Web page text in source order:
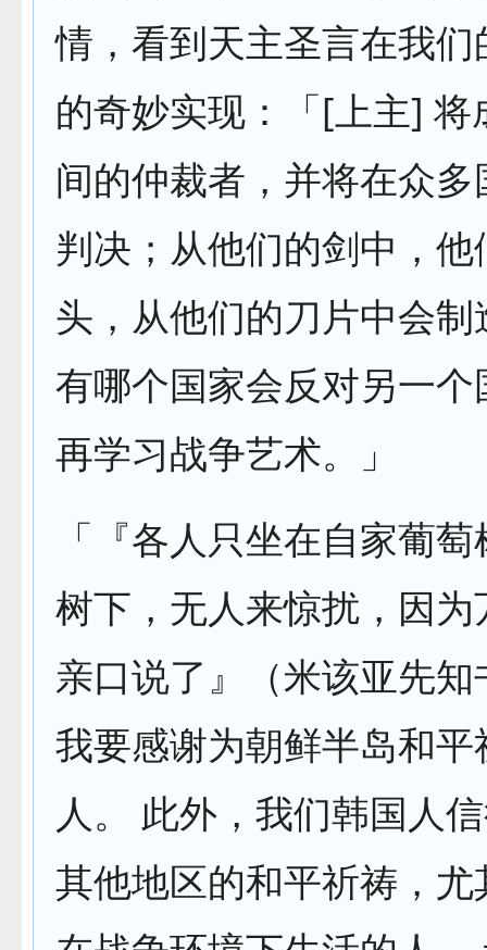
情，看到天主圣言在我
的奇妙实现：「[上主] 将
间的仲裁者，并将在众
判决；从他们的剑中，
头，从他们的刀片中会
有哪个国家会反对另一
再学习战争艺术。」
「『各人只坐在自家葡
树下，无人来惊扰，因
亲口说了』（米该亚先
我要感谢为朝鲜半岛和
人。 此外，我们韩国人
其他地区的和平祈祷，